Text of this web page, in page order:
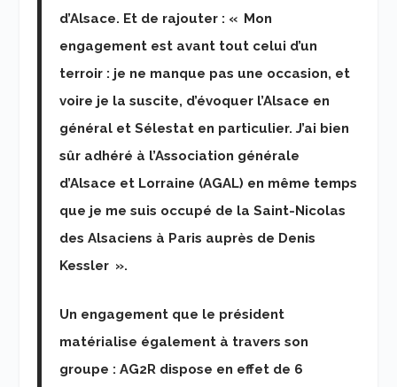
d’Alsace. Et de rajouter : « Mon
engagement est avant tout celui d’un
terroir : je ne manque pas une occasion, et
voire je la suscite, d’évoquer l’Alsace en
général et Sélestat en particulier. J’ai bien
sûr adhéré à l’Association générale
d’Alsace et Lorraine (AGAL) en même temps
que je me suis occupé de la Saint-Nicolas
des Alsaciens à Paris auprès de Denis
Kessler ».
Un engagement que le président
matérialise également à travers son
groupe : AG2R dispose en effet de 6